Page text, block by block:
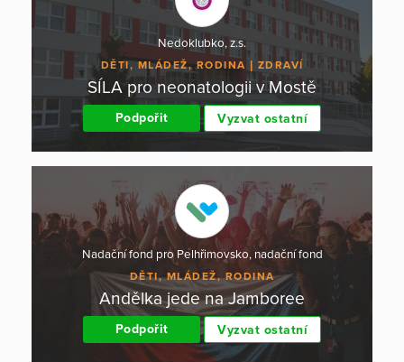
Nedoklubko, z.s.
DĚTI, MLÁDEŽ, RODINA ZDRAVÍ
SÍLA pro neonatologii v Mostě
Podpořit Vyzvat ostatní
Nadační fond pro Pelhřimovsko, nadační fond
DĚTI, MLÁDEŽ, RODINA
Andělka jede na Jamboree
Podpořit Vyzvat ostatní